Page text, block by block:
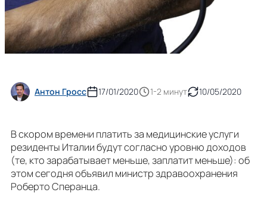
Антон Гросс 17/01/2020 1-2 минут 10/05/2020
В скором времени платить за медицинские услуги
резиденты Италии будут согласно уровню доходов
(те, кто зарабатывает меньше, заплатит меньше): об
этом сегодня объявил министр здравоохранения
Роберто Сперанца.